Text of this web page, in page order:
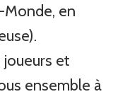
en
joueurs et
ensemble à